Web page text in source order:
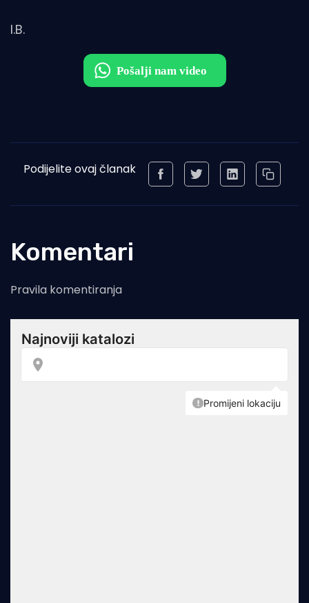
I.B.
Podijelite ovaj članak
Komentari
Pravila komentiranja